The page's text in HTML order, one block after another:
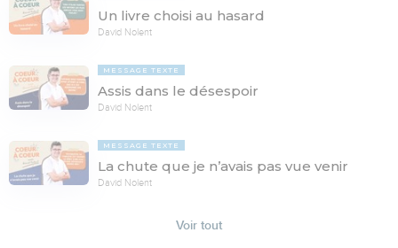
Un livre choisi au hasard
David Nolent
MESSAGE TEXTE
Assis dans le désespoir
David Nolent
MESSAGE TEXTE
La chute que je n’avais pas vue venir
David Nolent
Voir tout